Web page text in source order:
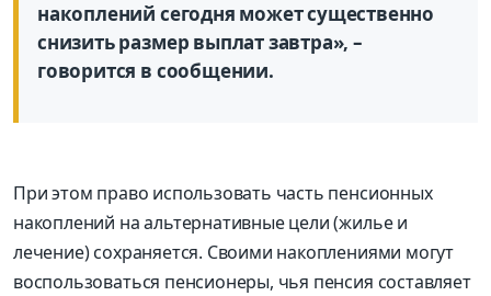
накоплений сегодня может существенно
снизить размер выплат завтра», –
говорится в сообщении.
При этом право использовать часть пенсионных
накоплений на альтернативные цели (жилье и
лечение) сохраняется. Своими накоплениями могут
воспользоваться пенсионеры, чья пенсия составляет